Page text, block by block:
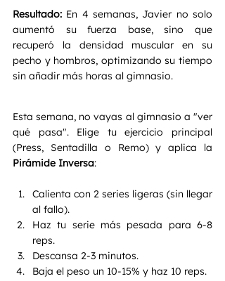
Resultado: En 4 semanas, Javier no solo
aumentó su fuerza base, sino que
recuperó la densidad muscular en su
pecho y hombros, optimizando su tiempo
sin añadir más horas al gimnasio.
Esta semana, no vayas al gimnasio a "ver
qué pasa". Elige tu ejercicio principal
Pirámide Inversa:
Calienta con 2 series ligeras (sin llegar
al fallo).
Haz tu serie más pesada para 6-8
reps.
Descansa 2-3 minutos.
Baja el peso un 10-15% y haz 10 reps.